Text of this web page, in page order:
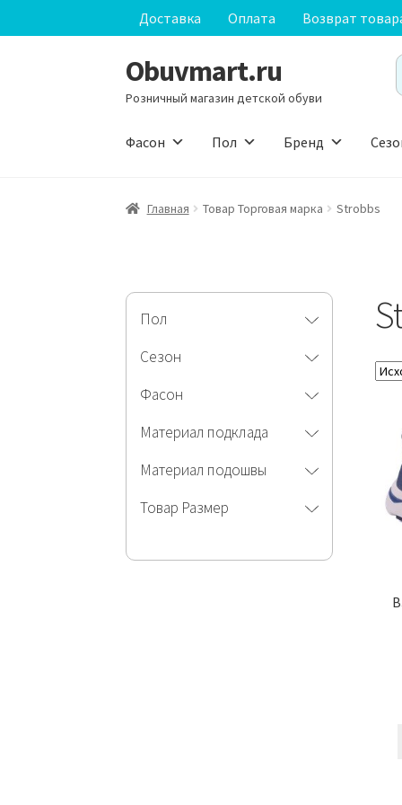
Доставка Оплата Возврат
Перейти
к
Перейти
к
Obuvmart.ru
Розничный магазин детской обуви
Фасон Пол Бренд
Главная Товар Торговая марка Strobbs
Пол
Сезон
Фасон
Материал подклада
Материал подошвы
Товар Размер